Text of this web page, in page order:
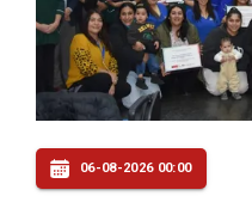
06-08-2026 00:00